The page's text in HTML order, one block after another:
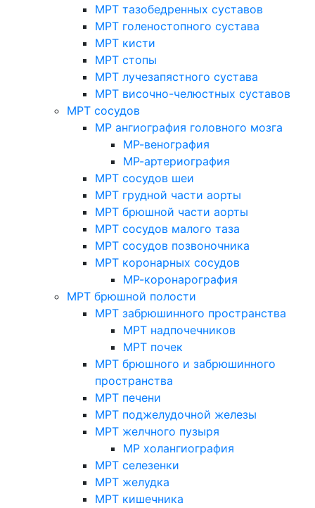
МРТ тазобедренных суставов
МРТ голеностопного сустава
МРТ кисти
МРТ стопы
МРТ лучезапястного сустава
МРТ височно-челюстных суставов
МРТ сосудов
МР ангиография головного мозга
МР-венография
МР-артериография
МРТ сосудов шеи
МРТ грудной части аорты
МРТ брюшной части аорты
МРТ сосудов малого таза
МРТ сосудов позвоночника
МРТ коронарных сосудов
МР-коронарография
МРТ брюшной полости
МРТ забрюшинного пространства
МРТ надпочечников
МРТ почек
МРТ брюшного и забрюшинного
пространства
МРТ печени
МРТ поджелудочной железы
МРТ желчного пузыря
МР холангиография
МРТ селезенки
МРТ желудка
МРТ кишечника